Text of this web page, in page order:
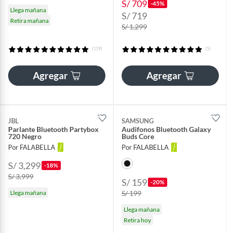
Llega mañana
Retira mañana
(119)
Agregar
S/ 709 -45%
S/ 719
S/ 1,299
(5)
Agregar
JBL
Parlante Bluetooth Partybox
720 Negro
Por FALABELLA
S/ 3,299 -18%
S/ 3,999
Llega mañana
SAMSUNG
Audifonos Bluetooth Galaxy
Buds Core
Por FALABELLA
S/ 159 -20%
S/ 199
Llega mañana
Retira hoy